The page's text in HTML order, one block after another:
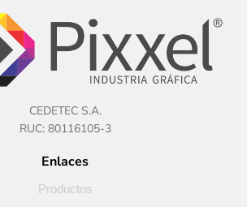
CEDETEC S.A.
RUC: 80116105-3
Enlaces
Productos